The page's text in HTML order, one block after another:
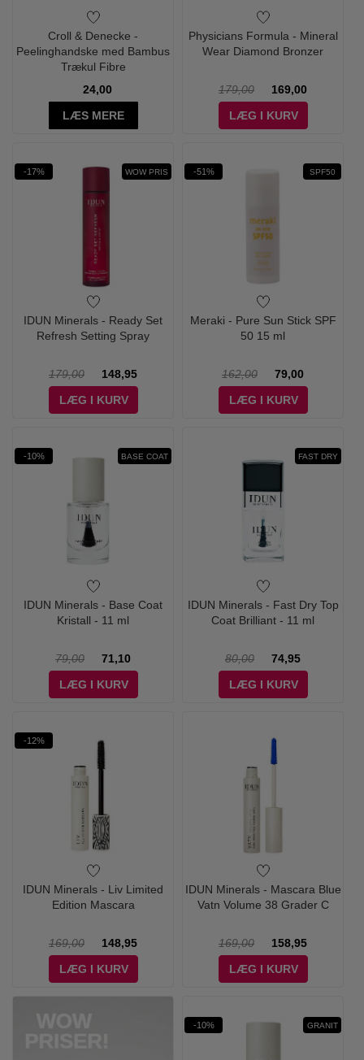
Croll & Denecke -
Peelinghandske med Bambus
Trækul Fibre
24,00
LÆS MERE
Physicians Formula - Mineral
Wear Diamond Bronzer
179,00
169,00
LÆG I KURV
-17% WOW PRIS
IDUN Minerals - Ready Set
Refresh Setting Spray
179,00
148,95
LÆG I KURV
-51% SPF50
Meraki - Pure Sun Stick SPF
50 15 ml
162,00
79,00
LÆG I KURV
-10% BASE COAT
IDUN Minerals - Base Coat
Kristall - 11 ml
79,00
71,10
LÆG I KURV
FAST DRY
IDUN Minerals - Fast Dry Top
Coat Brilliant - 11 ml
80,00
74,95
LÆG I KURV
-12%
IDUN Minerals - Liv Limited
Edition Mascara
169,00
148,95
LÆG I KURV
IDUN Minerals - Mascara Blue
Vatn Volume 38 Grader C
169,00
158,95
LÆG I KURV
-10% GRANIT